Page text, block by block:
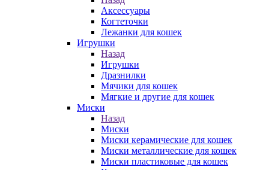
Аксессуары
Когтеточки
Лежанки для кошек
Игрушки
Назад
Игрушки
Дразнилки
Мячики для кошек
Мягкие и другие для кошек
Миски
Назад
Миски
Миски керамические для кошек
Миски металлические для кошек
Миски пластиковые для кошек